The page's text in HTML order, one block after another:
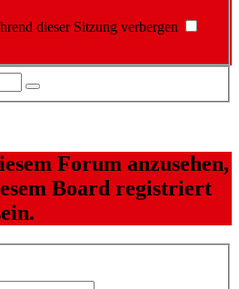
dieser Sitzung verbergen
Forum anzusehen,
Board registriert